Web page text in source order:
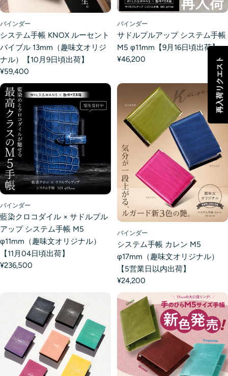
バインダー
システム手帳 KNOX ルーセント
バイブル 13mm（趣味文オリジ
ナル）【10月9日頃出荷】
¥59,400
バインダー
サドルプルアップ システム手帳
M5 φ11mm【9月16日頃出荷】
¥46,200
バインダー
藍染クロコダイル × サドルプル
アップ システム手帳 M5
φ11mm（趣味文オリジナル）
【11月04日頃出荷】
¥236,500
バインダー
システム手帳 カレン M5
φ17mm（趣味文オリジナル）
【5営業日以内出荷】
¥24,200
再入荷リクエスト